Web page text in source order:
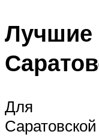
Лучшие
Для